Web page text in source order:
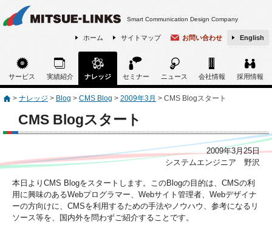
Smart Communication Design Company
ホーム サイトマップ お問い合わせ English
サービス 実績紹介 ナレッジ セミナー ニュース 会社情報 採用情報
> ナレッジ > Blog > CMS Blog > 2009年3月 > CMS Blogスタート
CMS Blogスタート
2009年3月25日
システムエンジニア 野沢
本日よりCMS Blogをスタートします。このBlogの目的は、CMSの利
用に興味のあるWebプログラマー、Webサイト管理者、Webデザイナ
ーの方向けに、CMSを利用するための手法やノウハウ、参考になるリ
ソース等を、国内外を問わずご紹介することです。